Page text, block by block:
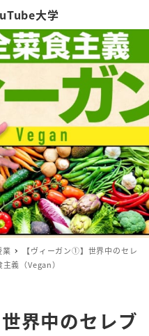
大学
業
【ヴィーガン①】世界中のセレ
義（Vegan）
界中のセレブ